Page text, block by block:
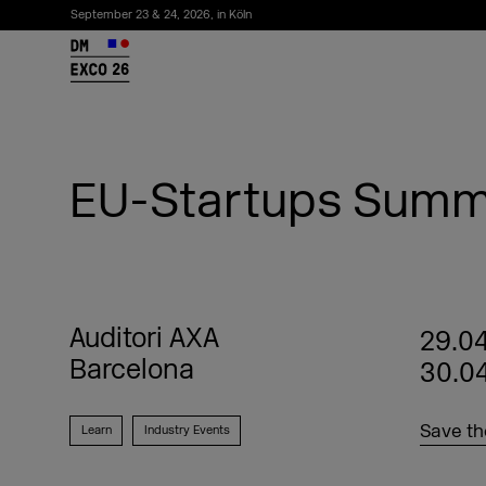
September 23 & 24, 2026, in Köln
26
Newsletter abonnieren
EU-Startups
Auditori AXA
Barcelona
Learn Industry Events Save